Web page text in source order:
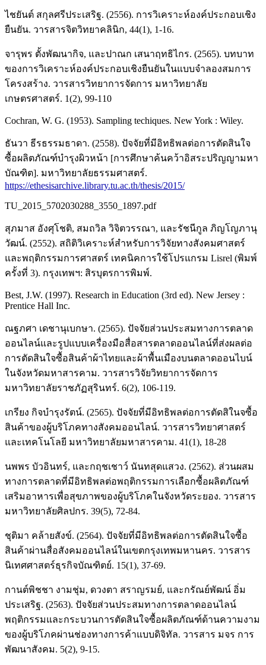
ไชยันต์ สกุลศรีประเสริฐ. (2556). การวิเคราะห์องค์ประกอบเชิง
ยืนยัน. วารสารจิตวิทยาคลินิก, 44(1), 1-16.
จารุพร ตั้งพัฒนากิจ, และปาณก เสนาฤทธิไกร. (2565). บทบาท
ของการวิเคราะห์องค์ประกอบเชิงยืนยันในแบบจำลองสมการ
โครงสร้าง. วารสารวิทยาการจัดการ มหาวิทยาลัย
เกษตรศาสตร์. 1(2), 99-110
Cochran, W. G. (1953). Sampling techiques. New York : Wiley.
ธันวา ธีรธรรมธาดา. (2558). ปัจจัยที่มีอิทธิพลต่อการตัดสินใจ
ซื้อผลิตภัณฑ์บำรุงผิวหน้า [การศึกษาค้นคว้าอิสระปริญญามหา
บัณฑิต]. มหาวิทยาลัยธรรมศาสตร์.
https://ethesisarchive.library.tu.ac.th/thesis/2015/
TU_2015_5702030288_3550_1897.pdf
สุภมาส อังศุโชติ, สมถวิล วิจิตวรรณา, และรัชนีกูล ภิญโญภานุ
วัฒน์. (2552). สถิติวิเคราะห์สำหรับการวิจัยทางสังคมศาสตร์
และพฤติกรรมการศาสตร์ เทคนิคการใช้โปรแกรม Lisrel (พิมพ์
ครั้งที่ 3). กรุงเทพฯ: สิรบุตรการพิมพ์.
Best, J.W. (1997). Research in Education (3rd ed). New Jersey :
Prentice Hall Inc.
ณฐภศา เดชานุเบกษา. (2565). ปัจจัยส่วนประสมทางการตลาด
ออนไลน์และรูปแบบเครื่องมือสื่อสารตลาดออนไลน์ที่ส่งผลต่อ
การตัดสินใจซื้อสินค้าผ้าไทยและผ้าพื้นเมืองบนตลาดออนไบน์
ในจังหวัดมหาสารคาม. วารสารวิจัยวิทยาการจัดการ
มหาวิทยาลัยราชภัฏสุรินทร์. 6(2), 106-119.
เกรียง กิจบำรุงรัตน์. (2565). ปัจจัยที่มีอิทธิพลต่อการตัดสิในจซื้อ
สินค้าของผู้บริโภคทางสังคมออนไลน์. วารสารวิทยาศาสตร์
และเทคโนโลยี มหาวิทยาลัยมหาสารคาม. 41(1), 18-28
นพพร บัวอินทร์, และกฤชเชาว์ นันทสุดแสวง. (2562). ส่วนผสม
ทางการตลาดที่มีอิทธิพลต่อพฤติกรรมการเลือกซื้อผลิตภัณฑ์
เสริมอาหารเพื่อสุขภาพของผู้บริโภคในจังหวัดระยอง. วารสาร
มหาวิทยาลัยศิลปกร. 39(5), 72-84.
ชุติมา คล้ายสังข์. (2564). ปัจจัยที่มีอิทธิพลต่อการตัดสินใจซื้อ
สินค้าผ่านสื่อสังคมออนไลน์ในเขตกรุงเทพมหานคร. วารสาร
นิเทศศาสตร์ธุรกิจบัณฑิตย์. 15(1), 37-69.
กานต์พิชชา งามชุ่ม, ดวงตา สราญรมย์, และกรัณย์พัฒน์ อิ่ม
ประเสริฐ. (2563). ปัจจัยส่วนประสมทางการตลาดออนไลน์
พฤติกรรมและกระบวนการตัดสินใจซื้อผลิตภัณฑ์ด้านความงาม
ของผู้บริโภคผ่านช่องทางการค้าแบบดิจิทัล. วารสาร มจร การ
พัฒนาสังคม. 5(2), 9-15.